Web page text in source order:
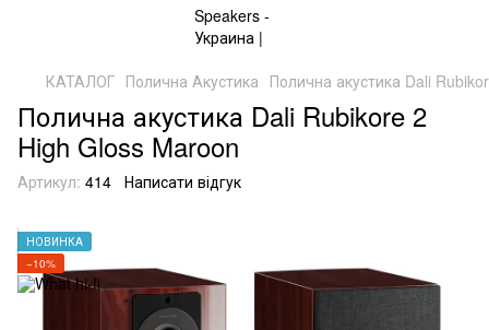
КАТАЛОГ Полична Акустика Полична акустика Dali
Полична акустика Dali Rubikore 2
High Gloss Maroon
Артикул: 414 Написати відгук
НОВИНКА
−10%